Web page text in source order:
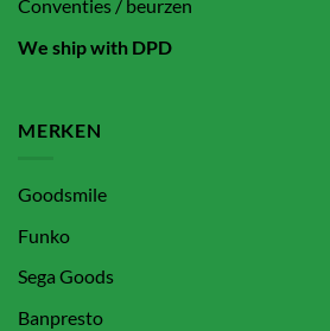
Conventies / beurzen
We ship with DPD
MERKEN
Goodsmile
Funko
Sega Goods
Banpresto